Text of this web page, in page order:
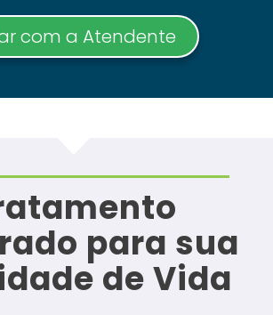
com a Atendente
para sua
de Vida